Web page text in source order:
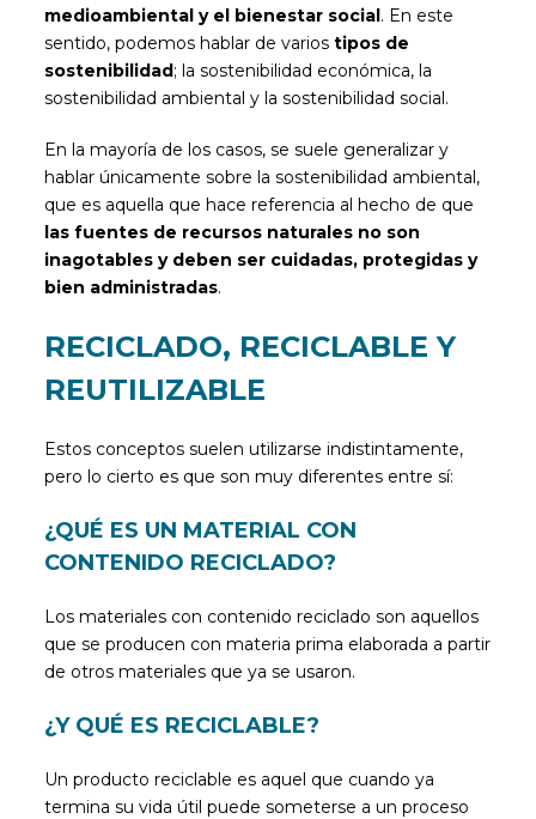
medioambiental y el bienestar social. En este
sentido, podemos hablar de variostipos de
sostenibilidad; la sostenibilidad económica, la
sostenibilidad ambiental y la sostenibilidad social.
En la mayoría de los casos, se suele generalizar y
hablar únicamente sobre la sostenibilidad ambiental,
que es aquella que hace referencia al hecho de que
las fuentes de recursos naturales no son
inagotables y deben ser cuidadas, protegidas y
bien administradas.
RECICLADO, RECICLABLE Y
REUTILIZABLE
Estos conceptos suelen utilizarse indistintamente,
pero lo cierto es que son muy diferentes entre sí:
¿QUÉ ES UN MATERIAL CON
CONTENIDO RECICLADO?
Los materiales con contenido reciclado son aquellos
que se producen con materia prima elaborada a partir
de otros materiales que ya se usaron.
¿Y QUÉ ES RECICLABLE?
Un producto reciclable es aquel que cuando ya
termina su vida útil puede someterse a un proceso